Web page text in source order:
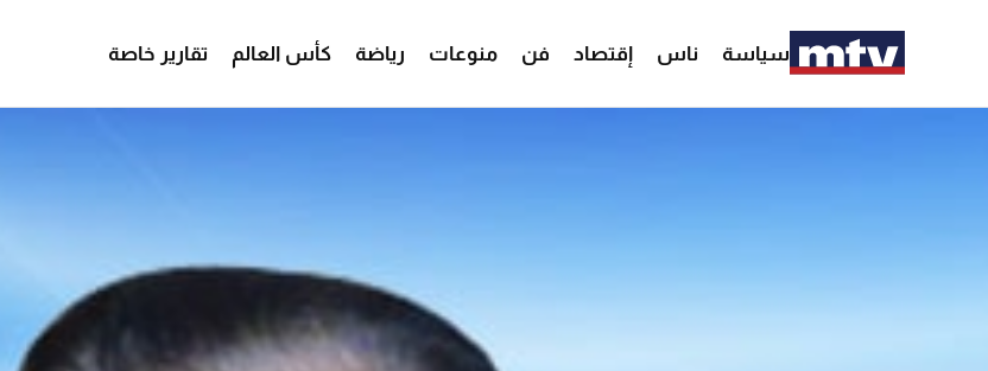
سياسة ناس إقتصاد فن منوعات رياضة كأس العالم تقارير خاصة